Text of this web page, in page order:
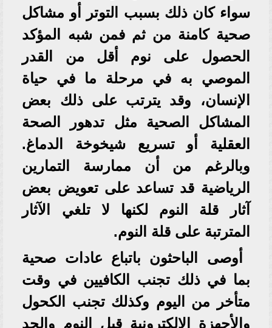
سواء كان ذلك بسبب التوتر أو مشاكل
صحية كامنة من ثم فمن شبه المؤكد
الحصول على نوم أقل من القدر
الموصي به في مرحلة ما في حياة
الإنسان، وقد يترتب على ذلك بعض
المشاكل الصحية مثل تدهور الصحة
العقلية أو تسريع شيخوخة الدماغ.
وبالرغم من أن ممارسة التمارين
الرياضية قد تساعد على تعويض بعض
آثار قلة النوم لكنها لا تلغي الآثار
المترتبة على قلة النوم.
أوصى الباحثون باتباع عادات صحية
بما في ذلك تجنب الكافيين في وقت
متأخر من اليوم وكذلك تجنب الكحول
والأجهزة الإلكترونية قبل النوم والحد